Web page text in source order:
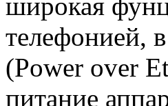
телефонией,
(Power over
питание